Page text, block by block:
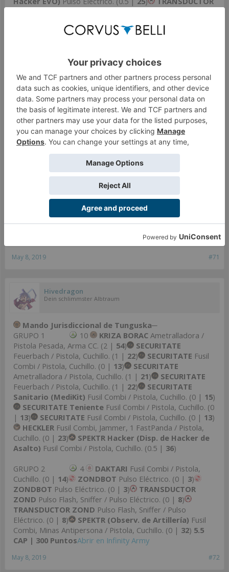
Escopeta Pesada, Lanzallamas Pesado,
)6 CAP | 298 PuntosAbrir en Infinity Army
#70
May 8, 2019 Last edited:May 8, 2019
Hivedragon
Dein schlimmster Albtraum
Con esta lista jugué alguna vez,pero no hay nada más,ni
camuflados ni paracas que no dan los puntos (típica lista
de overclock,pero por desgracia no tenemos bullets ni
ikadrones,ni disponibilidad 3 en fugaci como tiene
Un grupo es de ganar terreno con el kriza y el otro
defensivo y barato,pero que puedes salir de caza con el
#71
May 8, 2019
Hivedragon
Dein schlimmster Albtraum
Mando Jurisdiccional de Tunguska─
GRUPO 1
10 KRIZA BORACAmetralladora /
Pistola Pesada, Arma CC. (2 | 54)
SECURITATE
Feuerbach / Pistola, Cuchillo. (1 | 22) SECURITATE Fusil
Combi / Pistola, Cuchillo. (0 | 13)
SECURITATE
Ametralladora / Pistola, Cuchillo. (1 | 21)
SECURITATE
Feuerbach / Pistola, Cuchillo. (1 | 22)
SECURITATE
Sanitario (MediKit) Fusil Combi / Pistola, Cuchillo. (0 | 15)
SECURITATE Teniente Fusil Combi / Pistola, Cuchillo. (0
| 13) SECURITATE Fusil Combi / Pistola, Cuchillo. (0 | 13)
HECKLER Fusil Combi, Jammer, 1 FastPanda / Pistola,
Cuchillo. (0 | 23)
SPEKTR Hacker (Disp. de Hacker de
Asalto) Fusil Combi / Pistola, Cuchillo. (0.5 | 36)
GRUPO 2
4 DAKTARI Fusil Combi / Pistola,
Cuchillo. (0 | 14) ZONDBOT Pulso Eléctrico. (0 | 3)
ZONDBOT Pulso Eléctrico. (0 | 3)
TRANSDUCTOR
ZOND Pulso Flash, Sniffer / Pulso Eléctrico. (0 | 8)
TRANSDUCTOR ZOND Pulso Flash, Sniffer / Pulso
Eléctrico. (0 | 8) SPEKTR (Observ. de Artillería) Fusil
Combi, Minas Antipersona / Pistola, Cuchillo. (0 | 32) 5.5
CAP | 300 PuntosAbrir en Infinity Army
#72
May 8, 2019